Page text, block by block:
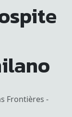
Frontières -